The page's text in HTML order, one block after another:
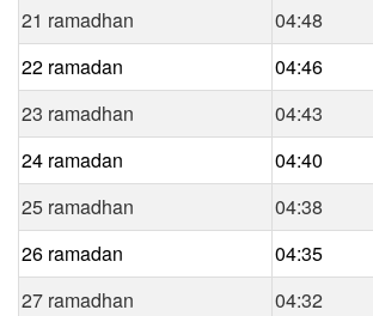
21 ramadhan
04:48
22 ramadan
04:46
23 ramadhan
04:43
24 ramadan
04:40
25 ramadhan
04:38
26 ramadan
04:35
27 ramadhan
04:32